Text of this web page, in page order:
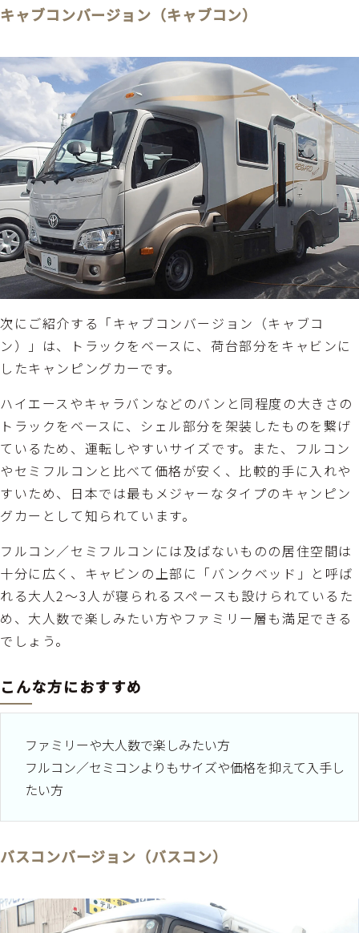
キャブコンバージョン（キャブコン）
次にご紹介する「キャブコンバージョン（キャブコ
ン）」は、トラックをベースに、荷台部分をキャビンに
したキャンピングカーです。
ハイエースやキャラバンなどのバンと同程度の大きさの
トラックをベースに、シェル部分を架装したものを繋げ
ているため、運転しやすいサイズです。また、フルコン
やセミフルコンと比べて価格が安く、比較的手に入れや
すいため、日本では最もメジャーなタイプのキャンピン
グカーとして知られています。
フルコン／セミフルコンには及ばないものの居住空間は
十分に広く、キャビンの上部に「バンクベッド」と呼ば
れる大人2〜3人が寝られるスペースも設けられているた
め、大人数で楽しみたい方やファミリー層も満足できる
でしょう。
こんな方におすすめ
ファミリーや大人数で楽しみたい方
フルコン／セミコンよりもサイズや価格を抑えて入手し
たい方
バスコンバージョン（バスコン）